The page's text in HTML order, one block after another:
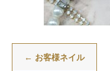
← お客様ネイル